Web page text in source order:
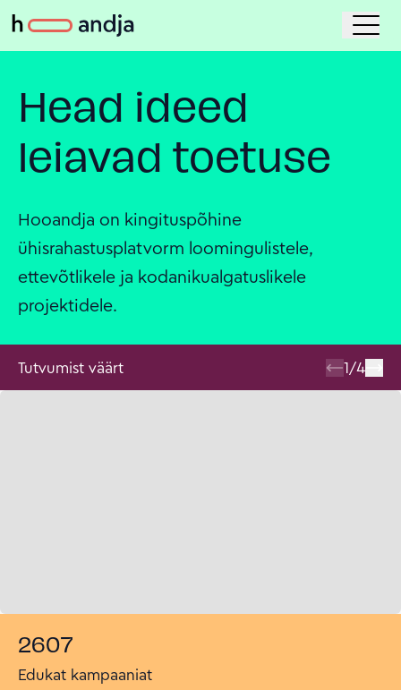
Head ideed
leiavad toetuse
Hooandja on kingituspõhine
ühisrahastusplatvorm loomingulistele,
ettevõtlikele ja kodanikualgatuslikele
projektidele.
Tutvumist väärt 1/4
2607
Edukat kampaaniat